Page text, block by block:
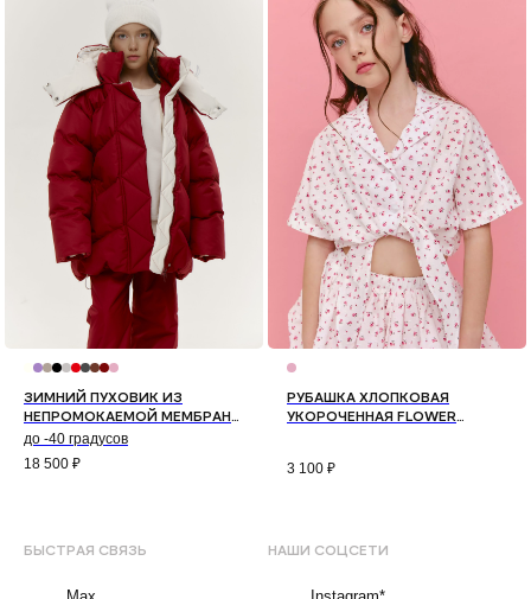
ЗИМНИЙ ПУХОВИК ИЗ
НЕПРОМОКАЕМОЙ МЕМБРАНЫ
КОЛОР-БЛОК (БОРДО)
до -40 градусов
18 500 ₽
РУБАШКА ХЛОПКОВАЯ
УКОРОЧЕННАЯ FLOWER
3 100 ₽
БЫСТРАЯ СВЯЗЬ НАШИ СОЦСЕТИ